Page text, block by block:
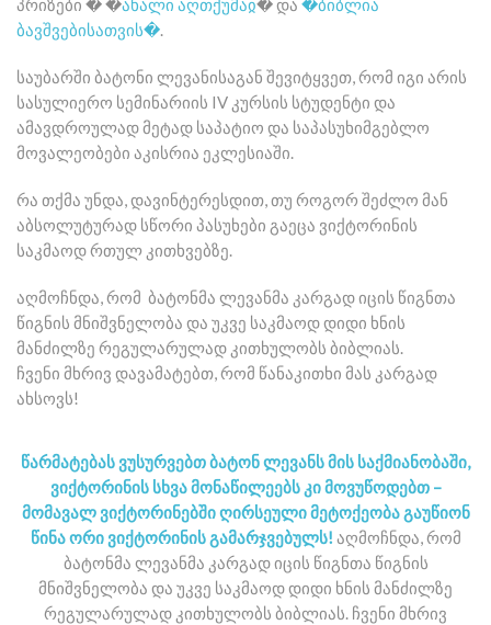
პრიზები � �ახალი აღთქუმაჲ� და �ბიბლია
ბავშვებისათვის�.
საუბარში ბატონი ლევანისაგან შევიტყვეთ, რომ იგი არის
სასულიერო სემინარიის IV კურსის სტუდენტი და
ამავდროულად მეტად საპატიო და საპასუხიმგებლო
მოვალეობები აკისრია ეკლესიაში.
რა თქმა უნდა, დავინტერესდით, თუ როგორ შეძლო მან
აბსოლუტურად სწორი პასუხები გაეცა ვიქტორინის
საკმაოდ რთულ კითხვებზე.
აღმოჩნდა, რომ ბატონმა ლევანმა კარგად იცის წიგნთა
წიგნის მნიშვნელობა და უკვე საკმაოდ დიდი ხნის
მანძილზე რეგულარულად კითხულობს ბიბლიას.
ჩვენი მხრივ დავამატებთ, რომ წანაკითხი მას კარგად
ახსოვს!
წარმატებას ვუსურვებთ ბატონ ლევანს მის საქმიანობაში,
ვიქტორინის სხვა მონაწილეებს კი მოვუწოდებთ –
მომავალ ვიქტორინებში ღირსეული მეტოქეობა გაუწიონ
წინა ორი ვიქტორინის გამარჯვებულს! აღმოჩნდა, რომ
ბატონმა ლევანმა კარგად იცის წიგნთა წიგნის
მნიშვნელობა და უკვე საკმაოდ დიდი ხნის მანძილზე
რეგულარულად კითხულობს ბიბლიას. ჩვენი მხრივ